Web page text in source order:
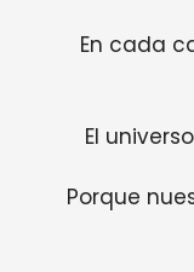
En cada
El
Porque